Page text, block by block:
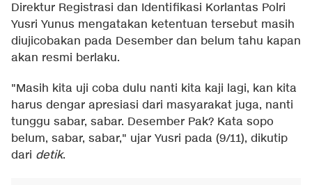
Direktur Registrasi dan Identifikasi Korlantas Polri
Yusri Yunus mengatakan ketentuan tersebut masih
diujicobakan pada Desember dan belum tahu kapan
akan resmi berlaku.
"Masih kita uji coba dulu nanti kita kaji lagi, kan kita
harus dengar apresiasi dari masyarakat juga, nanti
tunggu sabar, sabar. Desember Pak? Kata sopo
belum, sabar, sabar," ujar Yusri pada (9/11), dikutip
dari detik.